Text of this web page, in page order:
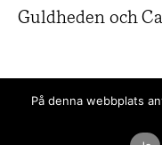
Guldheden och
Strandstaden –
På denna webbplats